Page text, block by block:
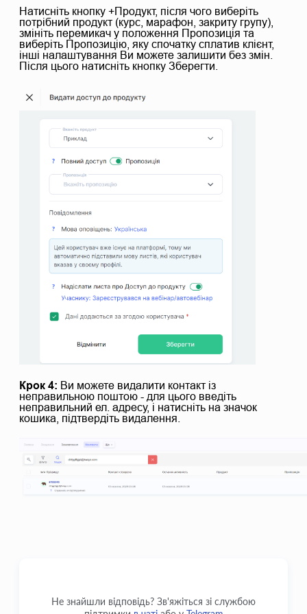
Натисніть кнопку +Продукт, після чого виберіть
потрібний продукт (курс, марафон, закриту групу),
змініть перемикач у положення Пропозиція та
виберіть Пропозицію, яку спочатку сплатив клієнт,
інші налаштування Ви можете залишити без змін.
Після цього натисніть кнопку Зберегти.
Крок 4: Ви можете видалити контакт із
неправильною поштою - для цього введіть
неправильний ел. адресу, і натисніть на значок
кошика, підтвердіть видалення.
Не знайшли відповідь? Зв'яжіться зі службою